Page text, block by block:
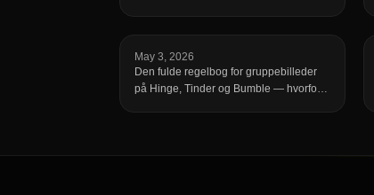
May 3, 2026
Den fulde regelbog for gruppebilleder
på Hinge, Tinder og Bumble — hvorfor